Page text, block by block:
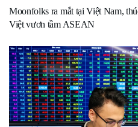
Moonfolks ra mắt tại Việt Nam,
Việt vươn tầm ASEAN